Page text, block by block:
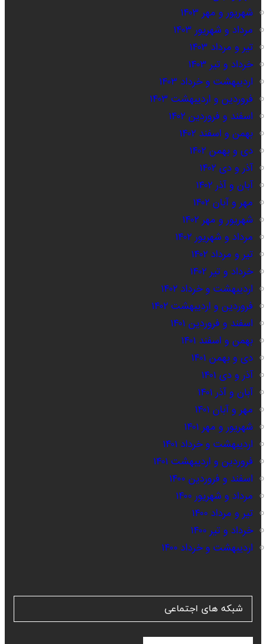
شهریور و مهر ۱۴۰۳
مرداد و شهریور ۱۴۰۳
تیر و مرداد ۱۴۰۳
خرداد و تیر ۱۴۰۳
اردیبهشت و خرداد ۱۴۰۳
فروردین و اردیبهشت ۱۴۰۳
اسفند و فروردین ۱۴۰۲
بهمن و اسفند ۱۴۰۲
دی و بهمن ۱۴۰۲
آذر و دی ۱۴۰۲
آبان و آذر ۱۴۰۲
مهر و آبان ۱۴۰۲
شهریور و مهر ۱۴۰۲
مرداد و شهریور ۱۴۰۲
تیر و مرداد ۱۴۰۲
خرداد و تیر ۱۴۰۲
اردیبهشت و خرداد ۱۴۰۲
فروردین و اردیبهشت ۱۴۰۲
اسفند و فروردین ۱۴۰۱
بهمن و اسفند ۱۴۰۱
دی و بهمن ۱۴۰۱
آذر و دی ۱۴۰۱
آبان و آذر ۱۴۰۱
مهر و آبان ۱۴۰۱
شهریور و مهر ۱۴۰۱
اردیبهشت و خرداد ۱۴۰۱
فروردین و اردیبهشت ۱۴۰۱
اسفند و فروردین ۱۴۰۰
مرداد و شهریور ۱۴۰۰
تیر و مرداد ۱۴۰۰
خرداد و تیر ۱۴۰۰
اردیبهشت و خرداد ۱۴۰۰
شبکه های اجتماعی